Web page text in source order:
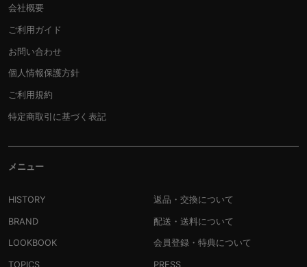
会社概要
ご利用ガイド
お問い合わせ
個人情報保護方針
ご利用規約
特定商取引に基づく表記
メニュー
HISTORY
BRAND
LOOKBOOK
TOPICS
返品・交換について
配送・送料について
会員登録・特典について
PRESS